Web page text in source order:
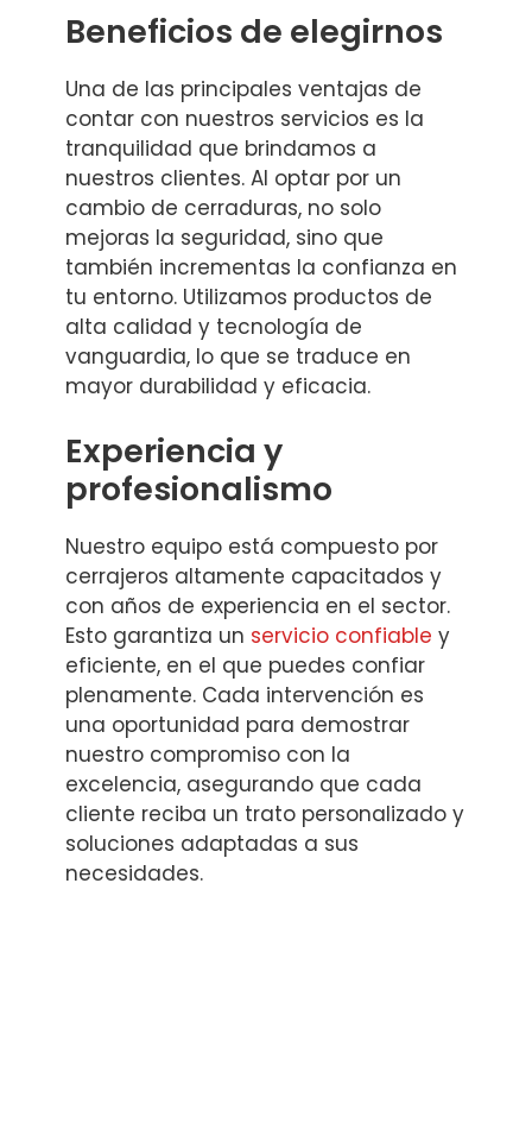
Beneficios de elegirnos
Una de las principales ventajas de
contar con nuestros servicios es la
tranquilidad que brindamos a
nuestros clientes. Al optar por un
cambio de cerraduras, no solo
mejoras la seguridad, sino que
también incrementas la confianza en
tu entorno. Utilizamos productos de
alta calidad y tecnología de
vanguardia, lo que se traduce en
mayor durabilidad y eficacia.
Experiencia y
profesionalismo
Nuestro equipo está compuesto por
cerrajeros altamente capacitados y
con años de experiencia en el sector.
Esto garantiza un servicio confiable y
eficiente, en el que puedes confiar
plenamente. Cada intervención es
una oportunidad para demostrar
nuestro compromiso con la
excelencia, asegurando que cada
cliente reciba un trato personalizado y
soluciones adaptadas a sus
necesidades.